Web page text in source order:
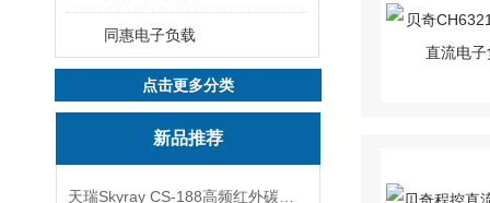
同惠电子负载
点击更多分类
新品推荐